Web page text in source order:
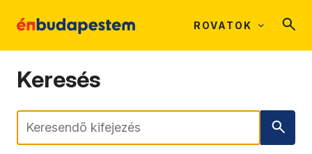
ROVATOK
Keresés
Keresés